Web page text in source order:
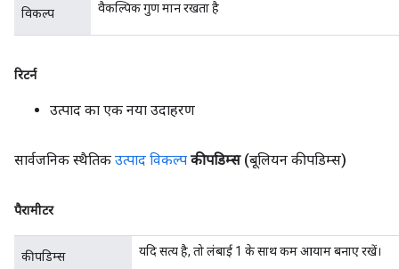
विकल्प वैकल्पिक गुण मान रखता है
रिटर्न
उत्पाद का एक नया उदाहरण
सार्वजनिक स्थैतिक उत्पाद विकल्प कीपडिम्स (बूलियन कीपडिम्स)
पैरामीटर
कीपडिम्स यदि सत्य है, तो लंबाई 1 के साथ कम आयाम बनाए रखें।